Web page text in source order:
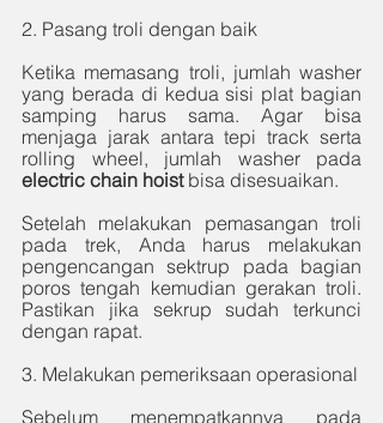
2. Pasang troli dengan baik
Ketika memasang troli, jumlah washer
yang berada di kedua sisi plat bagian
samping harus sama. Agar bisa
menjaga jarak antara tepi track serta
electric chain hoist bisa disesuaikan.
Setelah melakukan pemasangan troli
pada trek, Anda harus melakukan
pengencangan sektrup pada bagian
poros tengah kemudian gerakan troli.
Pastikan jika sekrup sudah terkunci
dengan rapat.
3. Melakukan pemeriksaan operasional